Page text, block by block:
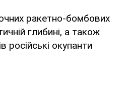
ракетно-бомбових
глибині, а також
російські окупанти